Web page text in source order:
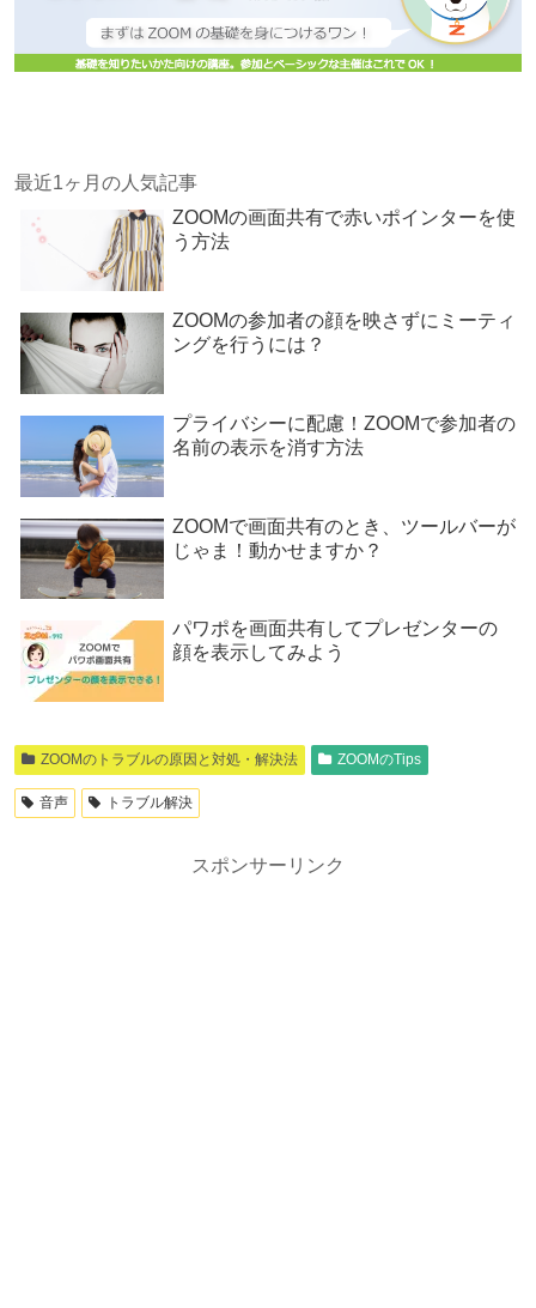
最近1ヶ月の人気記事
ZOOMの画面共有で赤いポインターを使
う方法
ZOOMの参加者の顔を映さずにミーティ
ングを行うには？
プライバシーに配慮！ZOOMで参加者の
名前の表示を消す方法
ZOOMで画面共有のとき、ツールバーが
じゃま！動かせますか？
パワポを画面共有してプレゼンターの
顔を表示してみよう
ZOOMのトラブルの原因と対処・解決法 ZOOMのTips
音声 トラブル解決
スポンサーリンク